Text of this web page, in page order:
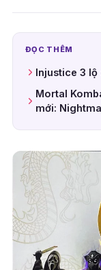
ĐỌC THÊM
Injustice 3 lộ
Mortal
mới: